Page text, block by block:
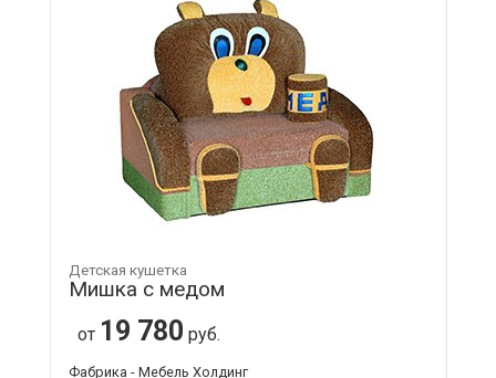
Детская кушетка
Мишка с медом
от 19 780 руб.
Фабрика - Мебель Холдинг